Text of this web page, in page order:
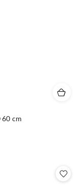
60 cm